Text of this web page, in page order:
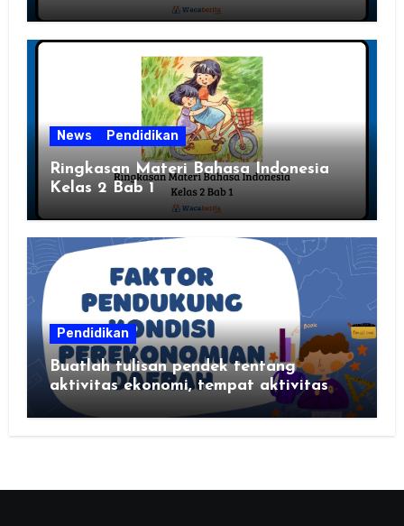
News Pendidikan
Ringkasan Materi Bahasa Indonesia
Kelas 2 Bab 1
Pendidikan
Buatlah tulisan pendek tentang
aktivitas ekonomi, tempat aktivitas
ekonomi, dan hasil produksi daerah
kalian